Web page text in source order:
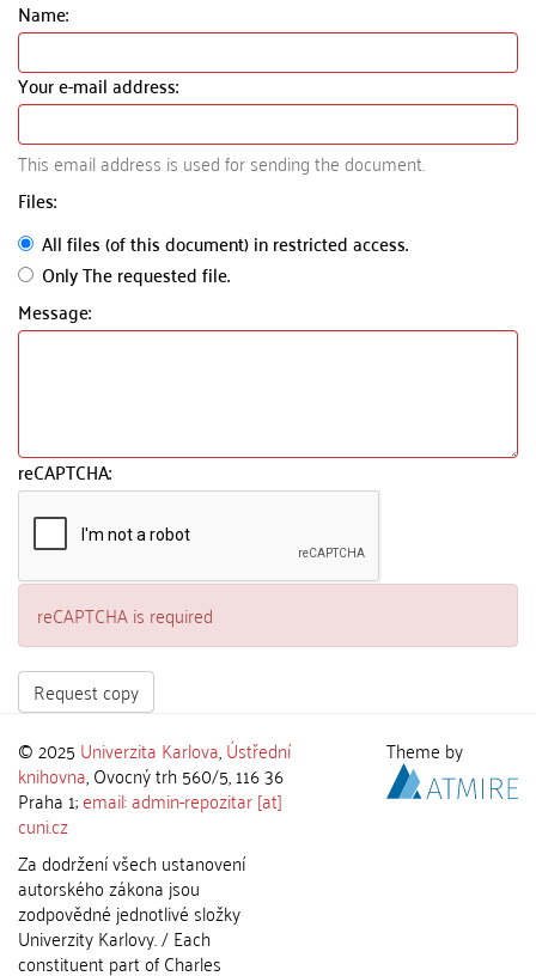
Name:
Your e-mail address:
This email address is used for sending the document.
Files:
All files (of this document) in restricted access.
Only The requested file.
Message:
reCAPTCHA:
reCAPTCHA is required
Request copy
© 2025 Univerzita Karlova,Ústřední
knihovna, Ovocný trh 560/5, 116 36
Praha 1;email: admin-repozitar [at]
cuni.cz
Za dodržení všech ustanovení
autorského zákona jsou
zodpovědné jednotlivé složky
Univerzity Karlovy. / Each
constituent part of Charles
Theme by